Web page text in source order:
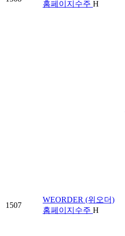
홈페이지수주 H
1507
WEORDER (위오더)
홈페이지수주 H